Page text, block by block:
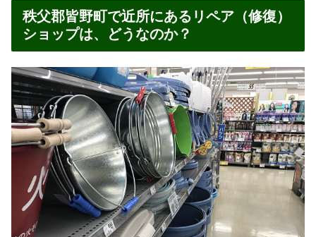
秩父郡皆野町で近所にあるリペア（修復）
ショップは、どうなのか？